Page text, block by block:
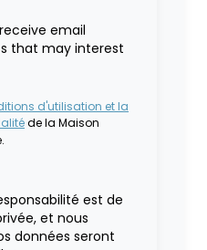
email
that may interest
d'utilisation et la
de la Maison
est de
et nous
données seront